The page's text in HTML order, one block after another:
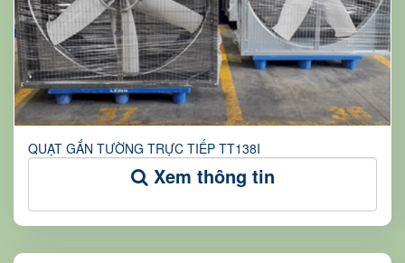
QUẠT GẮN TƯỜNG TRỰC TIẾP TT138I
Xem thông tin